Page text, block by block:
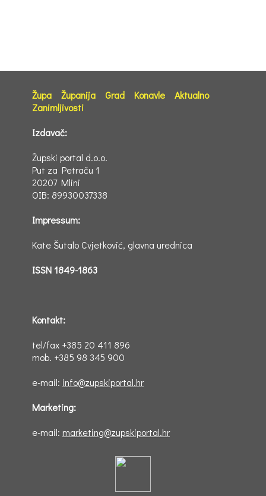
Župa Županija Grad Konavle
Aktualno
Zanimljivosti
Izdavač:
Župski portal d.o.o.
Put za Petraču 1
20207 Mlini
OIB: 89930037338
Impressum:
Kate Šutalo Cvjetković, glavna urednica
ISSN 1849-1863
Kontakt:
tel/fax +385 20 411 896
mob. +385 98 345 900
e-mail: info@zupskiportal.hr
Marketing:
e-mail: marketing@zupskiportal.hr